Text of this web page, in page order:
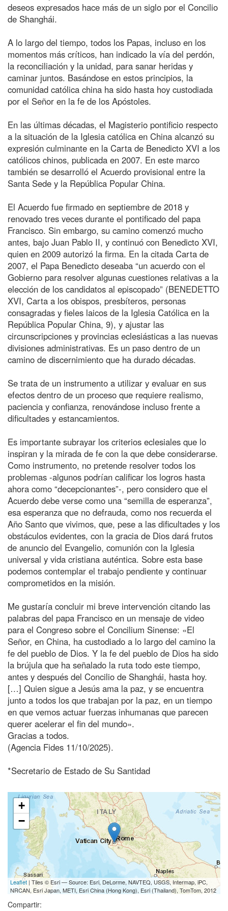
deseos expresados hace más de un siglo por el Concilio
de Shanghái.
A lo largo del tiempo, todos los Papas, incluso en los
momentos más críticos, han indicado la vía del perdón,
la reconciliación y la unidad, para sanar heridas y
caminar juntos. Basándose en estos principios, la
comunidad católica china ha sido hasta hoy custodiada
por el Señor en la fe de los Apóstoles.
En las últimas décadas, el Magisterio pontificio respecto
a la situación de la Iglesia católica en China alcanzó su
expresión culminante en la Carta de Benedicto XVI a los
católicos chinos, publicada en 2007. En este marco
también se desarrolló el Acuerdo provisional entre la
Santa Sede y la República Popular China.
El Acuerdo fue firmado en septiembre de 2018 y
renovado tres veces durante el pontificado del papa
Francisco. Sin embargo, su camino comenzó mucho
antes, bajo Juan Pablo II, y continuó con Benedicto XVI,
quien en 2009 autorizó la firma. En la citada Carta de
2007, el Papa Benedicto deseaba “un acuerdo con el
Gobierno para resolver algunas cuestiones relativas a la
elección de los candidatos al episcopado” (BENEDETTO
XVI, Carta a los obispos, presbíteros, personas
consagradas y fieles laicos de la Iglesia Católica en la
República Popular China, 9), y ajustar las
circunscripciones y provincias eclesiásticas a las nuevas
divisiones administrativas. Es un paso dentro de un
camino de discernimiento que ha durado décadas.
Se trata de un instrumento a utilizar y evaluar en sus
efectos dentro de un proceso que requiere realismo,
paciencia y confianza, renovándose incluso frente a
dificultades y estancamientos.
Es importante subrayar los criterios eclesiales que lo
inspiran y la mirada de fe con la que debe considerarse.
Como instrumento, no pretende resolver todos los
problemas -algunos podrían calificar los logros hasta
ahora como “decepcionantes”-, pero considero que el
Acuerdo debe verse como una “semilla de esperanza”,
esa esperanza que no defrauda, como nos recuerda el
Año Santo que vivimos, que, pese a las dificultades y los
obstáculos evidentes, con la gracia de Dios dará frutos
de anuncio del Evangelio, comunión con la Iglesia
universal y vida cristiana auténtica. Sobre esta base
podemos contemplar el trabajo pendiente y continuar
comprometidos en la misión.
Me gustaría concluir mi breve intervención citando las
palabras del papa Francisco en un mensaje de video
para el Congreso sobre el Concilium Sinense: «El
Señor, en China, ha custodiado a lo largo del camino la
fe del pueblo de Dios. Y la fe del pueblo de Dios ha sido
la brújula que ha señalado la ruta todo este tiempo,
antes y después del Concilio de Shanghái, hasta hoy.
[…] Quien sigue a Jesús ama la paz, y se encuentra
junto a todos los que trabajan por la paz, en un tiempo
en que vemos actuar fuerzas inhumanas que parecen
querer acelerar el fin del mundo».
Gracias a todos.
(Agencia Fides 11/10/2025).
*Secretario de Estado de Su Santidad
+
−
Leaflet | Tiles © Esri — Source: Esri, DeLorme, NAVTEQ, USGS, Intermap, iPC,
NRCAN, Esri Japan, METI, Esri China (Hong Kong), Esri (Thailand), TomTom, 2012
Compartir: